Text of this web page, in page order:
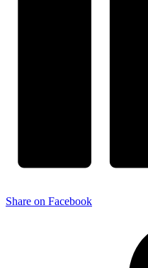
Share on Facebook